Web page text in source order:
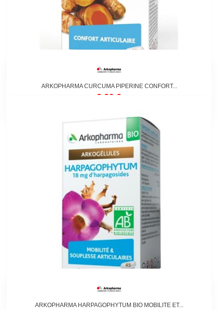
ARKOPHARMA CURCUMA PIPERINE CONFORT...
9,90 €
ARKOPHARMA HARPAGOPHYTUM BIO MOBILITE ET...